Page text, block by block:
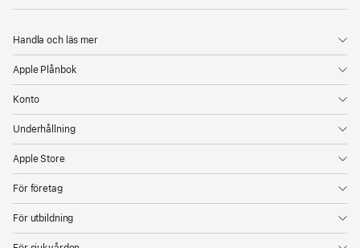
Handla och läs mer
Apple Plånbok
Konto
Underhållning
Apple Store
För företag
För utbildning